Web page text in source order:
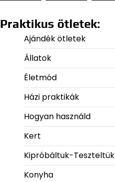
Praktikus ötletek:
Ajándék ötletek
Állatok
Életmód
Házi praktikák
Hogyan használd
Kert
Kipróbáltuk-Teszteltük
Konyha